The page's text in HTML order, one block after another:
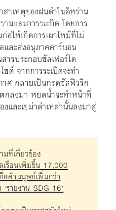
าเหตุของฝนดำในอิหร่าน
มและการระเบิด โดยการ
อให้เกิดการเผาไหม้ที่ไม่
ละส่งอนุภาคคาร์บอน
ารประกอบซัลเฟอร์ได
ซด์ จากการระเบิดจะทำ
ศ กลายเป็นกรดซัลฟิวริก
กลงมา หยดน้ำจะทำหน้าที่
และเขม่าดำเหล่านั้นลงมาสู่
ที่เกี่ยวข้อง
เรือนเพิ่มขึ้น 17,000
อค้ามนุษย์เพิ่มกว่า
รายงาน SDG 16’